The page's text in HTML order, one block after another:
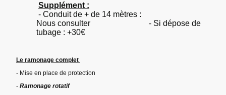
Supplément :
- Conduit de + de 14 mètres :
Nous consulter - Si dépose de
tubage : +30€
Le ramonage complet
- Mise en place de protection
- Ramonage rotatif